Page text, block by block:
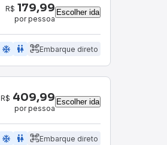
R$ 179,99
por pessoa
Escolher ida
ac_unit WC Embarque direto
R$ 409,99
por pessoa
Escolher ida
ac_unit wc Embarque direto